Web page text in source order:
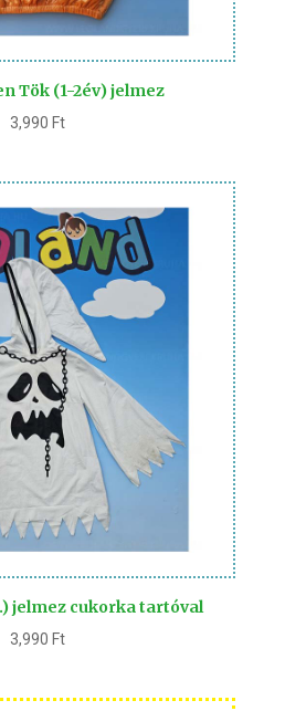
Tök (1-2év) jelmez
3,990 Ft
jelmez cukorka tartóval
3,990 Ft